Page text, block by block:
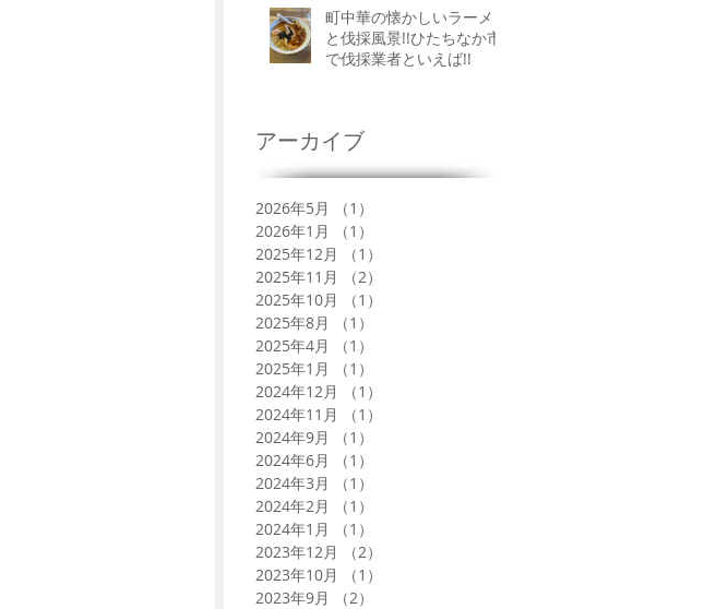
町中華の懐かしいラーメン
と伐採風景!!ひたちなか市
で伐採業者といえば!!
アーカイブ
2026年5月 （1）
2026年1月
（1）
2025年12月
（1）
2025年11月
（2）
2025年10月
（1）
2025年8月
（1）
2025年4月
（1）
2025年1月
（1）
2024年12月
（1）
2024年11月
（1）
2024年9月
（1）
2024年6月
（1）
2024年3月
（1）
2024年2月
（1）
2024年1月
（1）
2023年12月
（2）
2023年10月
（1）
2023年9月
（2）